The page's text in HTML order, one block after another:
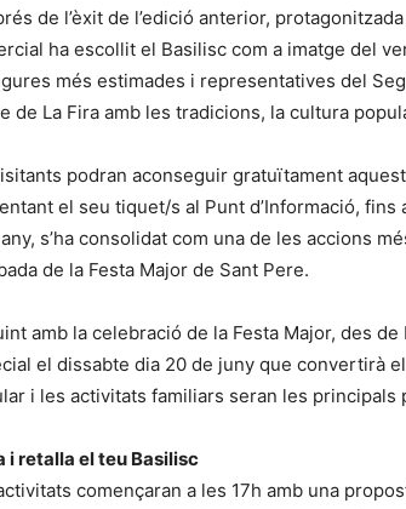
de l’èxit de l’edició anterior,
ha escollit el Basilisc com a imatge del
més estimades i representatives del
de La Fira amb les tradicions, la cultura
podran aconseguir gratuïtament
el seu tiquet/s al Punt d’Informació,
s’ha consolidat com una de les accions
de la Festa Major de Sant Pere.
amb la celebració de la Festa Major, des
el dissabte dia 20 de juny que convertirà
i les activitats familiars seran les principals
i retalla el teu Basilisc
començaran a les 17h amb una